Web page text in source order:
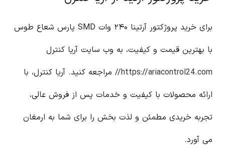
برای خرید پروژکتور آرتینا ۲۴۰ وات SMD پارس شعاع طوس
با بهترین قیمت و کیفیت، به وب سایت آریا کنترل
https://ariacontrol24.com//
مراجعه کنید. آریا کنترل، با
ارائه محصولات با کیفیت و خدمات پس از فروش عالی،
تجربه خریدی مطمئن و لذت بخش را برای شما به ارمغان
می آورد.